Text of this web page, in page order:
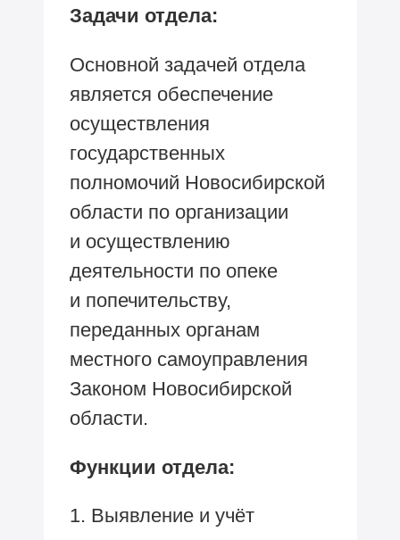
Задачи отдела:
Основной задачей отдела
является обеспечение
осуществления
государственных
полномочий Новосибирской
области по организации
и осуществлению
деятельности по опеке
и попечительству,
переданных органам
местного самоуправления
Законом Новосибирской
области.
Функции отдела:
1. Выявление и учёт